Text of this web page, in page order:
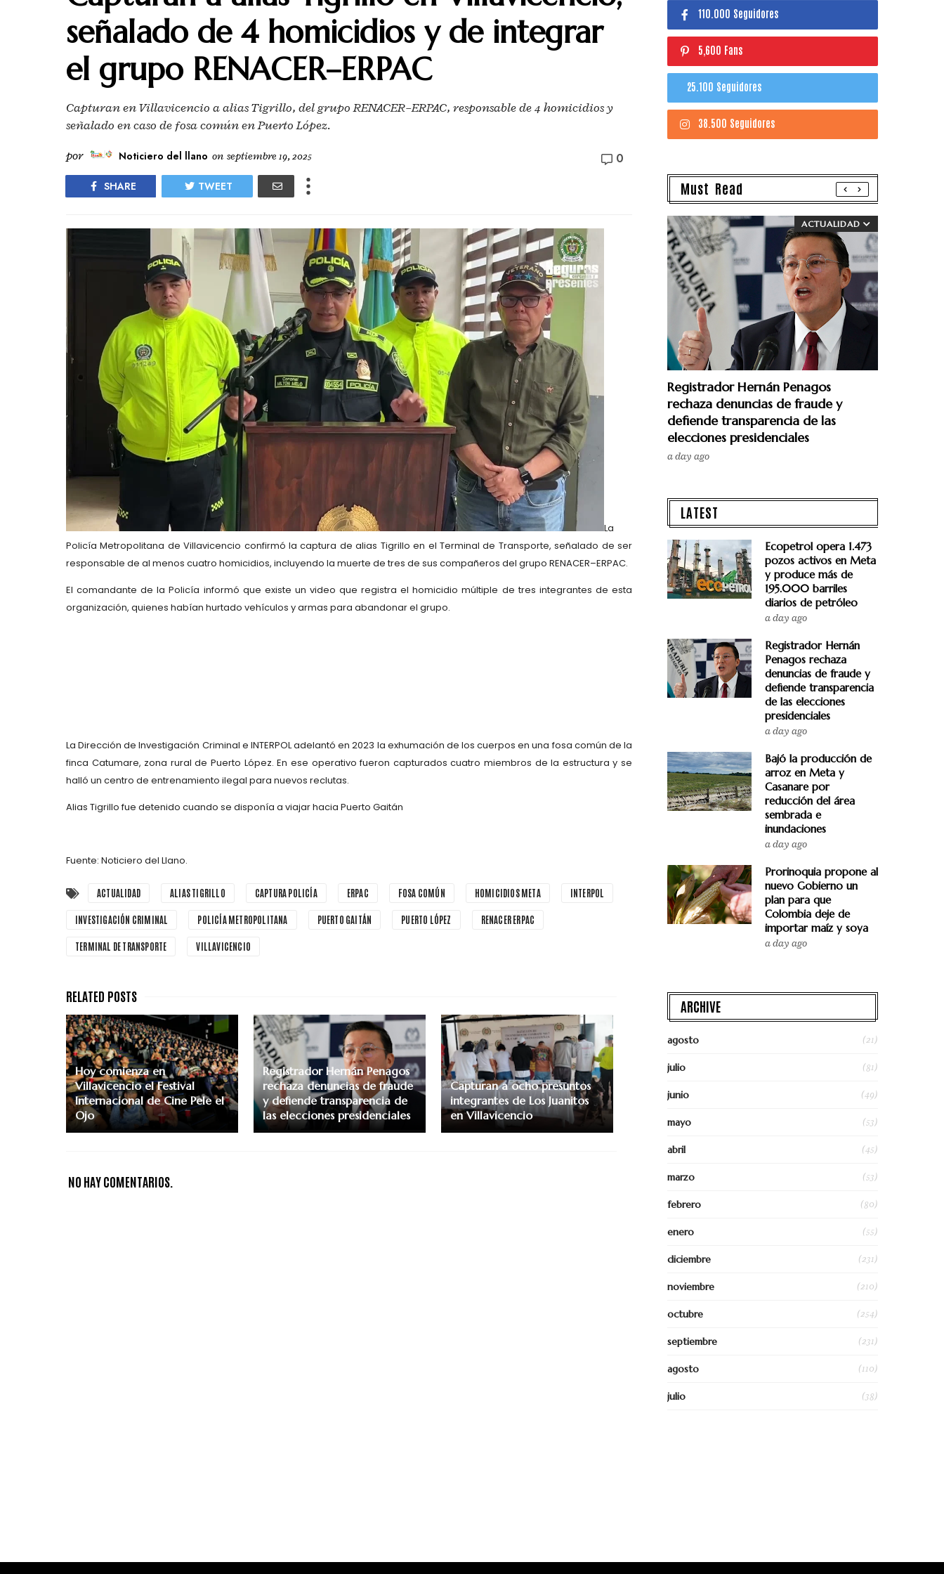
señalado de 4 homicidios y de integrar
el grupo RENACER–ERPAC
Capturan en Villavicencio a alias Tigrillo, del grupo RENACER–ERPAC, responsable de 4 homicidios y
señalado en caso de fosa común en Puerto López.
por Noticiero del llano on septiembre 19, 2025 0
SHARE TWEET
La
Policía Metropolitana de Villavicencio confirmó la captura dealias Tigrillo en el Terminal de Transporte, señalado de ser
responsable de al menos cuatro homicidios, incluyendo la muerte detres de sus compañeros del grupo RENACER–ERPAC.
El comandante de la Policía informó que existe un video que registra el homicidio múltiple de tres integrantes de esta
organización, quienes habían hurtado vehículos y armas para abandonar el grupo.
LaDirección de Investigación Criminal e INTERPOLadelantó en 2023 la exhumación de los cuerpos en una fosa común de la
finca Catumare, zona rural de Puerto López. En ese operativo fueron capturados cuatro miembros de la estructura y se
halló un centro de entrenamiento ilegal para nuevos reclutas.
Alias Tigrillo fue detenido cuando se disponía a viajar hacia Puerto Gaitán
Fuente: Noticiero del Llano.
ACTUALIDAD ALIAS TIGRILLO CAPTURA POLICÍA ERPAC FOSA COMÚN HOMICIDIOS META INTERPOL
INVESTIGACIÓN CRIMINAL POLICÍA METROPOLITANA PUERTO GAITÁN PUERTO LÓPEZ RENACER ERPAC
TERMINAL DE TRANSPORTE VILLAVICENCIO
Hoy comienza en
Villavicencio el Festival
Internacional de Cine Pele el
Ojo
Registrador Hernán Penagos
rechaza denuncias de fraude
y defiende transparencia de
las elecciones presidenciales
Capturan a ocho presuntos
integrantes de Los Juanitos
en Villavicencio
NO HAY COMENTARIOS.
110.000 Seguidores
5,600 Fans
25.100 Seguidores
38.500 Seguidores
Must Read
ACTUALIDAD
Registrador Hernán Penagos
rechaza denuncias de fraude y
defiende transparencia de las
elecciones presidenciales
a day ago
LATEST
Ecopetrol opera 1.473
pozos activos en Meta
y produce más de
195.000 barriles
diarios de petróleo
a day ago
Registrador Hernán
Penagos rechaza
denuncias de fraude y
defiende transparencia
de las elecciones
presidenciales
a day ago
Bajó la producción de
arroz en Meta y
Casanare por
reducción del área
sembrada e
inundaciones
a day ago
Prorinoquia propone al
nuevo Gobierno un
plan para que
Colombia deje de
importar maíz y soya
a day ago
ARCHIVE
agosto (21)
julio (81)
junio (49)
mayo (53)
abril (45)
marzo (53)
febrero (80)
enero (55)
diciembre (231)
noviembre (210)
octubre (254)
septiembre (231)
agosto (110)
julio (38)